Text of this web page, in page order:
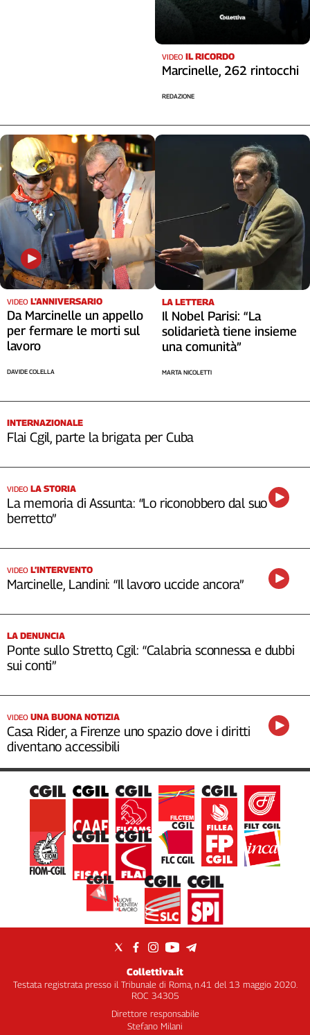
VIDEO IL RICORDO
Marcinelle, 262 rintocchi
REDAZIONE
VIDEO L'ANNIVERSARIO
Da Marcinelle un appello
per fermare le morti sul
lavoro
DAVIDE COLELLA
LA LETTERA
Il Nobel Parisi: “La
solidarietà tiene insieme
una comunità”
MARTA NICOLETTI
INTERNAZIONALE
Flai Cgil, parte la brigata per Cuba
VIDEO LA STORIA
La memoria di Assunta: “Lo riconobbero dal suo
berretto”
VIDEO L’INTERVENTO
Marcinelle, Landini: “Il lavoro uccide ancora”
LA DENUNCIA
Ponte sullo Stretto, Cgil: “Calabria sconnessa e dubbi
sui conti”
VIDEO UNA BUONA NOTIZIA
Casa Rider, a Firenze uno spazio dove i diritti
diventano accessibili
Collettiva.it
Testata registrata presso il Tribunale di Roma, n.41 del 13 maggio 2020.
ROC 34305
Direttore responsabile
Stefano Milani